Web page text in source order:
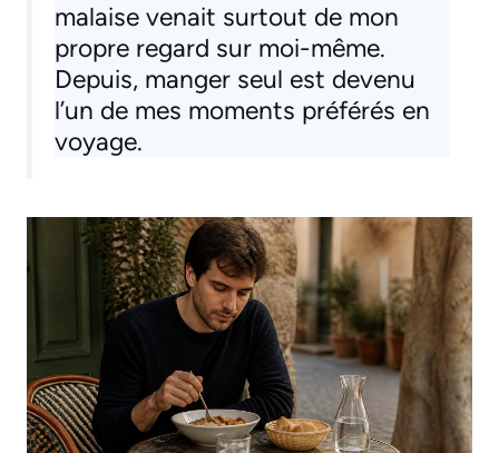
malaise venait surtout de mon
propre regard sur moi-même.
Depuis, manger seul est devenu
l’un de mes moments préférés en
voyage.